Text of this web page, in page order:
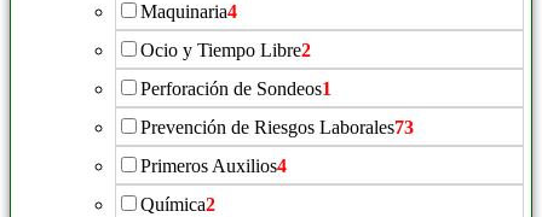
Maquinaria4
Ocio y Tiempo Libre2
Perforación de Sondeos1
Prevención de Riesgos Laborales73
Primeros Auxilios4
Química2